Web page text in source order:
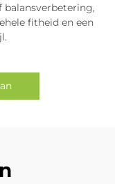
fitheid en een